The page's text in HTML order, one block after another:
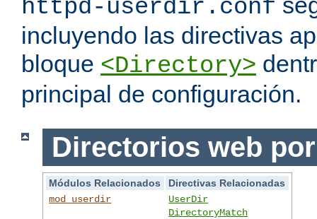
httpd-userdir.conf
incluyendo las directivas
bloque <Directory>
principal de configuración.
Directorios web
Módulos Relacionados
Directivas Relacionadas
mod_userdir
UserDir
DirectoryMatch